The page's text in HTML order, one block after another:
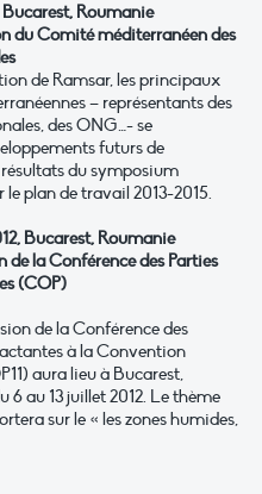
Bucarest, Roumanie
du Comité méditerranéen des
de Ramsar, les principaux
– représentants des
des ONG…- se
futurs de
du symposium
plan de travail 2013-2015.
Bucarest, Roumanie
de la Conférence des Parties
(COP)
de la Conférence des
à la Convention
aura lieu à Bucarest,
6 au 13 juillet 2012. Le thème
sur le « les zones humides,